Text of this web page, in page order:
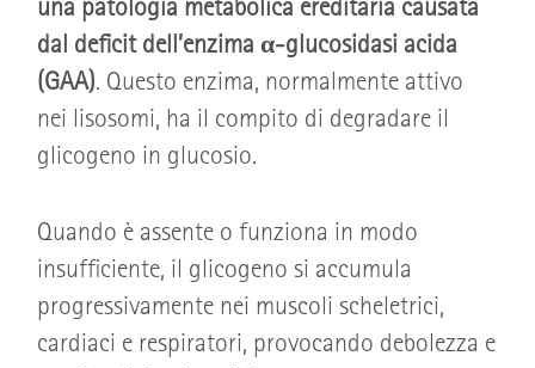
una patologia metabolica ereditaria causata
dal deficit dell’enzima α-glucosidasi acida
(GAA). Questo enzima, normalmente attivo
nei lisosomi, ha il compito di degradare il
glicogeno in glucosio.
Quando è assente o funziona in modo
insufficiente, il glicogeno si accumula
progressivamente nei muscoli scheletrici,
cardiaci e respiratori, provocando debolezza e